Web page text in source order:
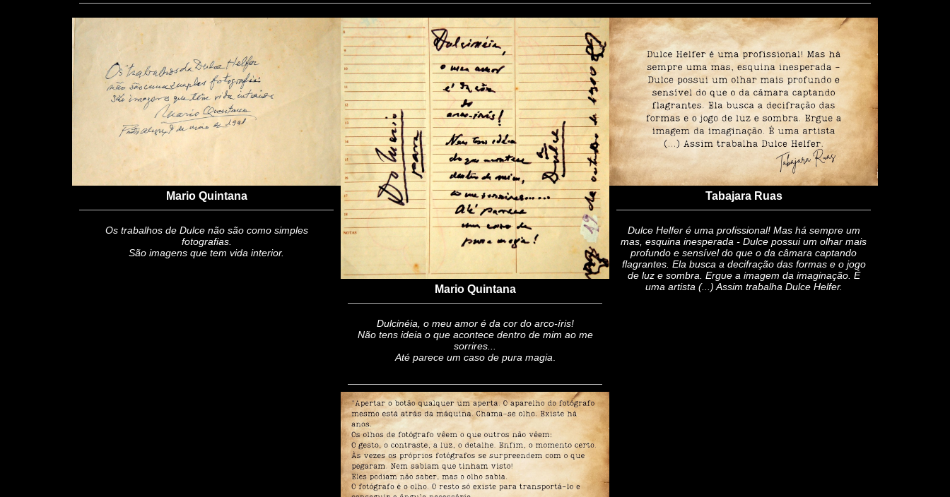
Mario Quintana
Os trabalhos de Dulce não são como simples
fotografias.
São imagens que tem vida interior.
Mario Quintana
Dulcinéia, o meu amor é da cor do arco-íris!
Não tens ideia o que acontece dentro de mim ao me
sorrires...
Até parece um caso de pura magia.
Tabajara Ruas
Dulce Helfer é uma profissional! Mas há sempre um
mas, esquina inesperada - Dulce possui um olhar mais
profundo e sensível do que o da câmara captando
flagrantes. Ela busca a decifração das formas e o jogo
de luz e sombra. Ergue a imagem da imaginação. É
uma artista (...) Assim trabalha Dulce Helfer.